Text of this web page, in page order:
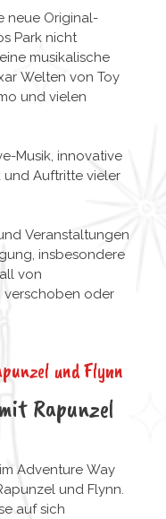
neue Original-
Park nicht
musikalische
Welten von Toy
und vielen
Musik, innovative
Auftritte vieler
Veranstaltungen
insbesondere
von
verschoben oder
und Flynn
Rapunzel
Adventure Way
und Flynn.
auf sich